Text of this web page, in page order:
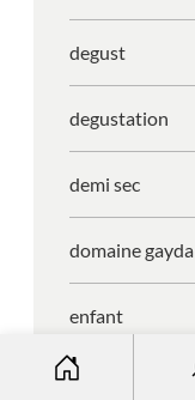
degust
degustation
demi sec
domaine gayda
enfant
entreprise